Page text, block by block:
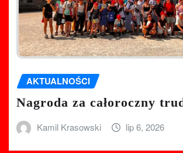
AKTUALNOŚCI
Nagroda za całoroczny
Kamil Krasowski lip 6, 2026